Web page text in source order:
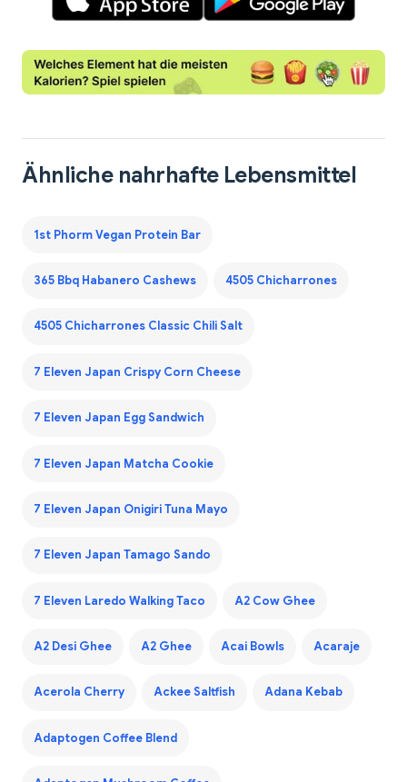
Ähnliche nahrhafte Lebensmittel
1st Phorm Vegan Protein Bar
365 Bbq Habanero Cashews 4505 Chicharrones
4505 Chicharrones Classic Chili Salt
7 Eleven Japan Crispy Corn Cheese
7 Eleven Japan Egg Sandwich
7 Eleven Japan Matcha Cookie
7 Eleven Japan Onigiri Tuna Mayo
7 Eleven Japan Tamago Sando
7 Eleven Laredo Walking Taco A2 Cow Ghee
A2 Desi Ghee A2 Ghee Acai Bowls Acaraje
Acerola Cherry Ackee Saltfish Adana Kebab
Adaptogen Coffee Blend